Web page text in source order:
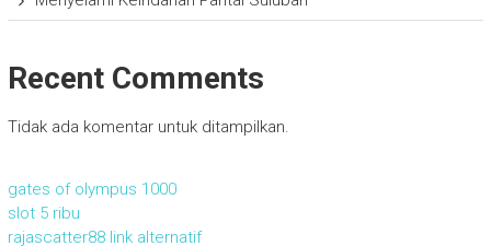
Recent Comments
Tidak ada komentar untuk ditampilkan.
gates of olympus 1000
slot 5 ribu
rajascatter88 link alternatif